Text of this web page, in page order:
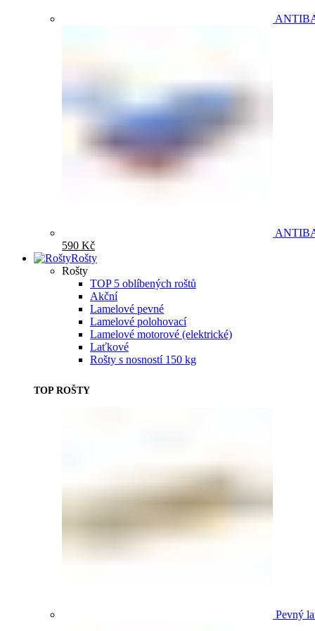
590 Kč
Rošty
Rošty
TOP 5 oblíbených roštů
Akční
Lamelové pevné
Lamelové polohovací
Lamelové motorové (elektrické)
Laťkové
Rošty s nosností 150 kg
TOP ROŠTY
Pevný